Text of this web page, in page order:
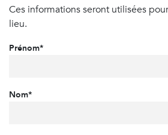
Ces informations seront utilisées
lieu.
Prénom*
Nom*